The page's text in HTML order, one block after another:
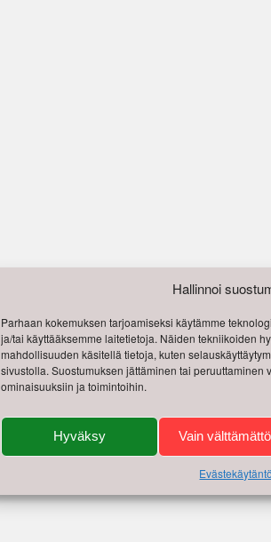
Hallinnoi
Parhaan kokemuksen tarjoamiseksi käytämme
ja/tai käyttääksemme laitetietoja. Näiden tekniikoiden
mahdollisuuden käsitellä tietoja, kuten
sivustolla. Suostumuksen jättäminen tai peruuttaminen
ominaisuuksiin ja toimintoihin.
Hyväksy Vain
Evästekäytäntö